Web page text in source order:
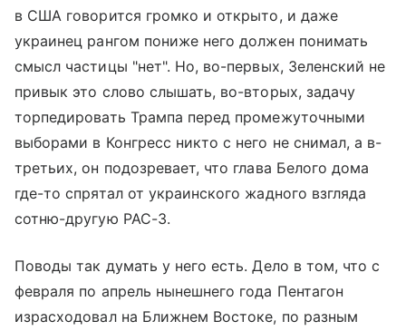
в США говорится громко и открыто, и даже
украинец рангом пониже него должен понимать
смысл частицы "нет". Но, во-первых, Зеленский не
привык это слово слышать, во-вторых, задачу
торпедировать Трампа перед промежуточными
выборами в Конгресс никто с него не снимал, а в-
третьих, он подозревает, что глава Белого дома
где-то спрятал от украинского жадного взгляда
сотню-другую PAC-3.
Поводы так думать у него есть. Дело в том, что с
февраля по апрель нынешнего года Пентагон
израсходовал на Ближнем Востоке, по разным